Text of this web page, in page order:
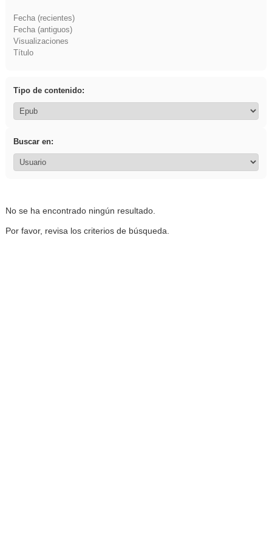
Fecha (recientes)
Fecha (antiguos)
Visualizaciones
Título
Tipo de contenido:
Buscar en:
No se ha encontrado ningún resultado.
Por favor, revisa los criterios de búsqueda.